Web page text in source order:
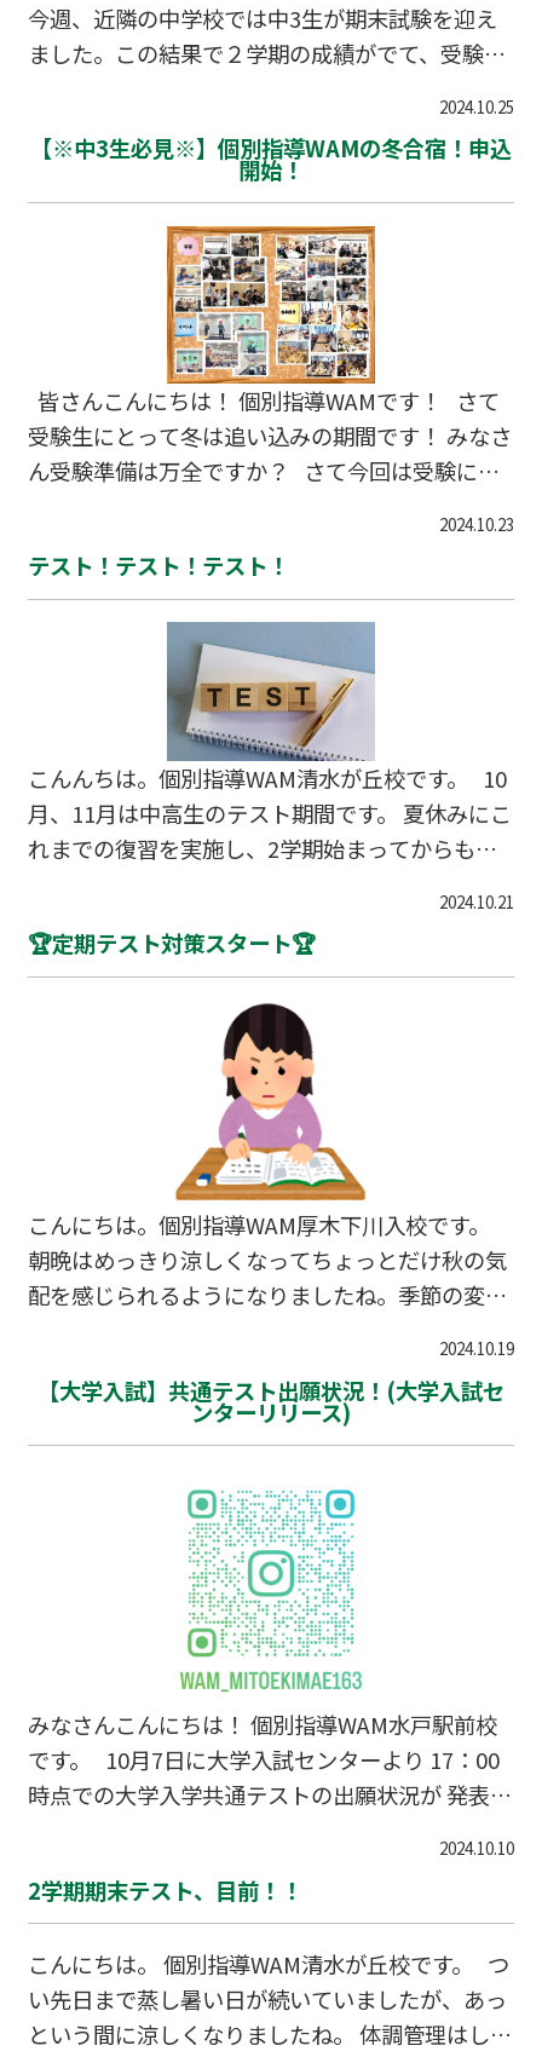
今週、近隣の中学校では中3生が期末試験を迎え
ました。この結果で２学期の成績がでて、受験内
って勉強していました。そして、早いもので今年
度の神奈川県の県立高校入試まで１００日を切り
の間で本格的な受験対策期間に突入です。ここか
ら受験まで一緒に頑張っていきましょうね！！ 冬
期講習の受付も可能ですので、お気軽に教室まで
ご連絡下さい。
2024.10.25
【※中3生必見※】個別指導WAMの冬合宿！申込
開始！
皆さんこんにちは！ 個別指導WAMです！ さて
受験生にとって冬は追い込みの期間です！ みなさ
ん受験準備は万全ですか？ さて今回は受験に必
指導WAMの冬合宿をご紹介いたします！！ ★★
★★★個別指導WAMの勉強合宿の魅力～part1～
★★★★★ ①勉強総時間は３日間で２４時間！圧
倒的勉強量の確保！ ②各都道府県の公立受験を完
全網羅してカリキュラムに落とし込み！ ③プロ講
師・チューターによる集団と個別の良い所を組み
合わせた授業！ ★★★★★個別指導WAMの勉強
合宿の魅力～part2～★★★★★ ☆…
2024.10.23
テスト！テスト！テスト！
こんんちは。個別指導WAM清水が丘校です。 10
月、11月は中高生のテスト期間です。 夏休みにこ
れまでの復習を実施し、2学期始まってからもし
るでしょう。 とは言え、そんなに順調に学習がで
きる状況ってなかなかないですよね。 「明日や
ればいいか、、！」 「あと10分だけSNS見ちゃ
お！」 「1時間の予定が3時間もゲームしちゃっ
た、、、」 …などなど自宅での学習だと誘惑が多
くて、計画通りに学習ができないことが多々ある
と思います。 ただし！遅くてもテスト2週間前か
らは計画的に学習を進めることが必要になりま
2024.10.21
🏆定期テスト対策スタート🏆
こんにちは。個別指導WAM厚木下川入校です。
朝晩はめっきり涼しくなってちょっとだけ秋の気
配を感じられるようになりましたね。季節の変わ
下さい。 さて、近隣の中学校では２学期の期末テ
ストが２週間後に迫ってきました。それに伴い、
厚木下川入校では本日から本格的に「テスト対策
もOKですし、普段受講している教科をさらに重
点的に学習するなど、教室も本格的にテストモー
ドに突入です。 ・学校のワークの演習 ・授業内で
配布された対策プリントの演習 ・苦手単元の集中
演習（文章題、応用題演習） ・理科・社会の暗記
科目の勉強方法の
2024.10.19
【大学入試】共通テスト出願状況！(大学入試セ
ンターリリース)
みなさんこんにちは！ 個別指導WAM水戸駅前校
です。 10月7日に大学入試センターより 17：00
時点での大学入学共通テストの出願状況が 発表さ
を発送しているそうですので 10月25日(金)までに
手元に共通テスト出願表が無い方は 入試センター
数は以下です！ 出 願 総 数 ４８４,５６８人
（去年４９１,９１４人） 【内 訳】 ・高等学校
等卒業見込者 ４２３,０４９人 ・高等学校卒業者
2024.10.10
2学期期末テスト、目前！！
こんにちは。 個別指導WAM清水が丘校です。 つ
い先日まで蒸し暑い日が続いていましたが、あっ
という間に涼しくなりましたね。 体調管理はしっ